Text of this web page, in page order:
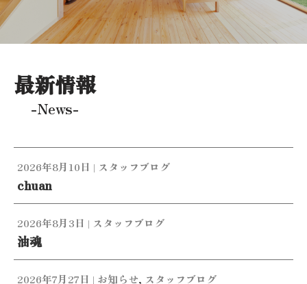
最新情報
-News-
chuan
2026年8月10日 | スタッフブログ
油魂
2026年8月3日 | スタッフブログ
2026年7月27日 | お知らせ, スタッフブログ